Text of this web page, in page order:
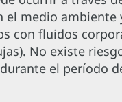
el medio ambiente
con fluidos
No existe
el período